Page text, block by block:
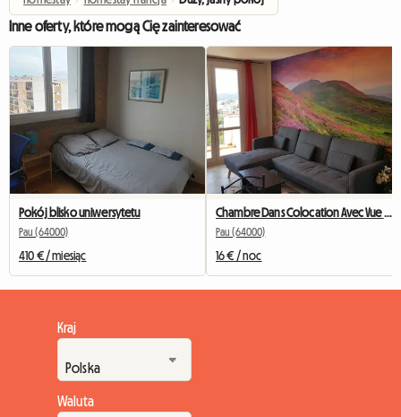
Inne oferty, które mogą Cię zainteresować
Pokój blisko uniwersytetu
Pau (64000)
410 € / miesiąc
Pau (64000)
16 € / noc
Kraj
Waluta